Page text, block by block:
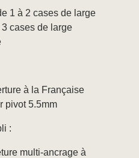
1 à 2 cases de large
cases de large
à la Française
pivot 5.5mm
:
multi-ancrage à